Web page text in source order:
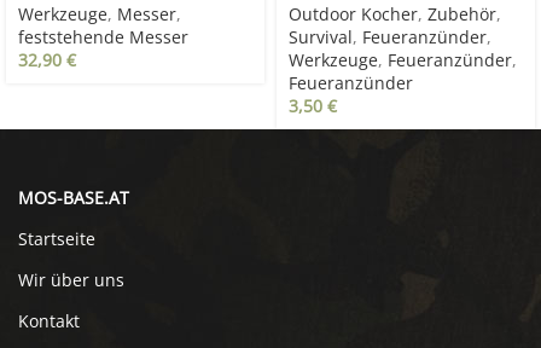
, Holzgriff, Scheide
Werkzeuge, Messer,
feststehende Messer
32,90 €
Outdoor Kocher, Zubehör,
Survival, Feueranzünder,
Werkzeuge, Feueranzünder,
Feueranzünder
3,50 €
MOS-BASE.AT
Startseite
Wir über uns
Kontakt